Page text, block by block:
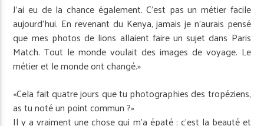
J’ai eu de la chance également. C’est pas un métier facile
aujourd’hui. En revenant du Kenya, jamais je n’aurais pensé
que mes photos de lions allaient faire un sujet dans Paris
Match. Tout le monde voulait des images de voyage. Le
métier et le monde ont changé.»
«Cela fait quatre jours que tu photographies des tropéziens,
as tu noté un point commun ?»
Il y a vraiment une chose qui m’a épaté : c’est la beauté et